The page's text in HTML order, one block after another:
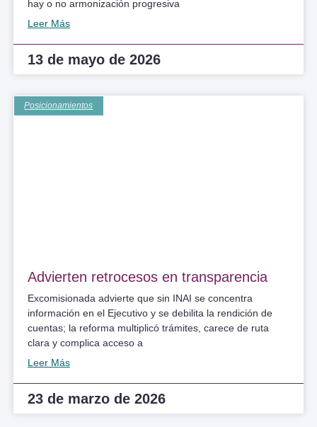
hay o no armonización progresiva
Leer Más
13 de mayo de 2026
Posicionamientos
Advierten retrocesos en transparencia
Excomisionada advierte que sin INAI se concentra
información en el Ejecutivo y se debilita la rendición de
cuentas; la reforma multiplicó trámites, carece de ruta
clara y complica acceso a
Leer Más
23 de marzo de 2026